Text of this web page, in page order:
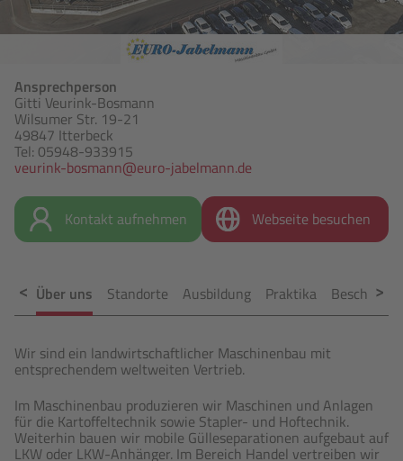
Ansprechperson
Gitti Veurink-Bosmann
Wilsumer Str. 19-21
49847 Itterbeck
Tel: 05948-933915
veurink-bosmann@euro-jabelmann.de
Kontakt aufnehmen Webseite besuchen
Über uns Standorte Ausbildung Praktika
Wir sind ein landwirtschaftlicher Maschinenbau mit
entsprechendem weltweiten Vertrieb.
Im Maschinenbau produzieren wir Maschinen und Anlagen
für die Kartoffeltechnik sowie Stapler- und Hoftechnik.
Weiterhin bauen wir mobile Gülleseparationen aufgebaut auf
LKW oder LKW-Anhänger. Im Bereich Handel vertreiben wir